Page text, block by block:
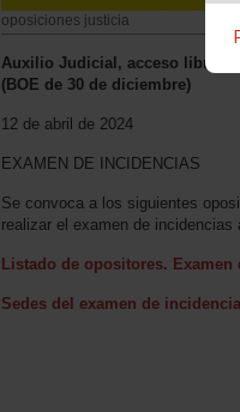
oposiciones justicia
Auxilio Judicial, acceso libre,
(BOE de 30 de diciembre)
12 de abril de 2024
EXAMEN DE INCIDENCIAS
Se convoca a los siguientes
realizar el examen de
Listado de opositores. Examen
Sedes del examen de